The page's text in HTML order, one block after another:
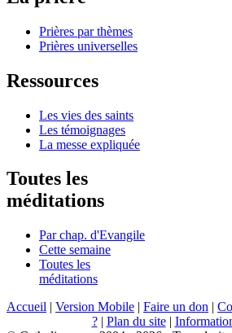
Prières par thèmes
Prières universelles
Ressources
Les vies des saints
Les témoignages
La messe expliquée
Toutes les
méditations
Par chap. d'Evangile
Cette semaine
Toutes les
méditations
Accueil | Version Mobile | Faire un don |
?| Plan du site|